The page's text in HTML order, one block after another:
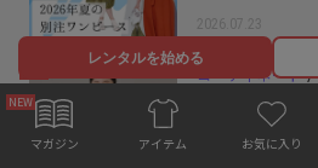
2026.07.23
コーディネート /
【甘シャツ・
夏コーデにお
マガジン アイテム お気に入り
レンタルを始める